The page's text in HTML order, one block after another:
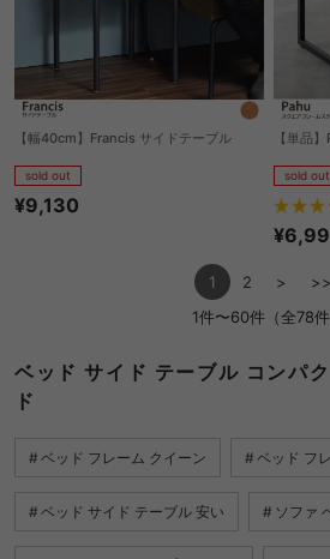
【幅40cm】Francis サイドテーブル
sold out
¥9,130
【単品
sold out
1 2 >
>>
1件〜60件（全78件
ベッド サイド テーブル コンパ
ド
ベッド フレーム クイーン ベッド フ
ベッド サイド テーブル 安い ソファ